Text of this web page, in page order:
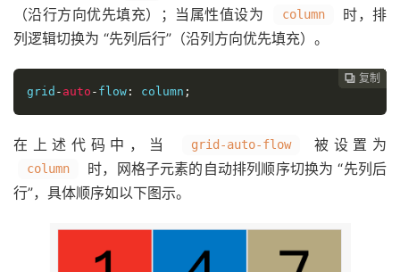
（沿行方向优先填充）；当属性值设为
column
时，排
列逻辑切换为 “先列后行”（沿列方向优先填充）。
 复制
 复制
 复制
 复制
 复制
 复制
 复制
 复制
 复制
 复制
 复制
 复制
 复制
 复制
 复制
 复制
 复制
 复制
 复制
 复制
 复制
 复制
 复制
 复制
 复制
 复制
grid - auto - flow : column ;
在上述代码中，当 grid-auto-flow 被设置为
column
时，网格子元素的自动排列顺序切换为 “先列后
行”，具体顺序如以下图示。